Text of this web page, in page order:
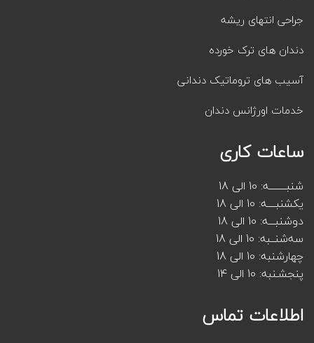
جراحی انتهای ریشه
دندان های ترک خورده
آسیب های تروماتیک دندانی
خدمات اورژانس دندان
ساعات کاری
شنبــــــــه: 10 الی 18
یکشنبــــه: 10 الی 18
دوشنبـــه: 10 الی 18
سه‌شنــبه: 10 الی 18
چهارشنبه: 10 الی 18
پنجشـنبه: 10 الی 14
اطلاعات تماس